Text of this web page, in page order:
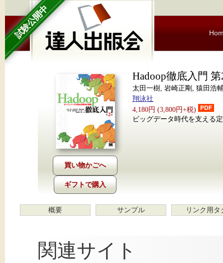
試験公開中
ギフトで購入
Hadoop徹底入門
太田一樹, 岩崎正剛, 猿田浩
翔泳社
4,180円 (3,800円+税)
ビッグデータ時代を支える
概要 サンプル リンク用タ
関連サイト